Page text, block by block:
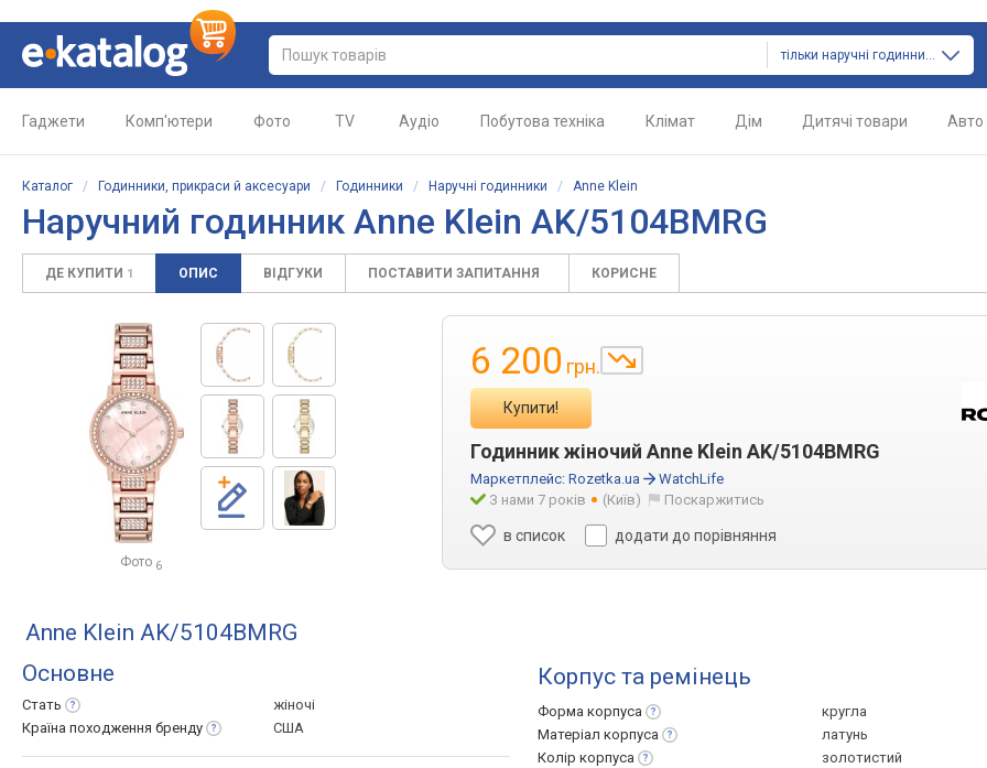
тільки наручні годинники
Гаджети Комп'ютери Фото TV Аудіо Побутова техніка Клімат Дім Дитячі товари Авто
Каталог / Годинники, прикраси й аксесуари / Годинники / Наручні годинники / Anne Klein
Наручний годинник Anne Klein AK/5104BMRG
ДЕ КУПИТИ 1 ОПИС ВІДГУКИ ПОСТАВИТИ ЗАПИТАННЯ КОРИСНЕ
Фото 6
6 200 грн.
Купити!
Годинник жіночий Anne Klein AK/5104BMRG
Маркетплейс: Rozetka.ua
WatchLife
З нами 7 років
(Київ) Поскаржитись
в список додати до порівняння
Anne Klein AK/5104BMRG
Основне
Стать
жіночі
Країна походження бренду США
Корпус та ремінець
Форма корпуса
кругла
Матеріал корпуса
латунь
Колір корпуса
золотистий